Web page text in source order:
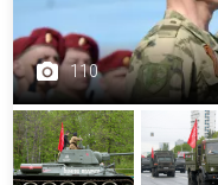
110